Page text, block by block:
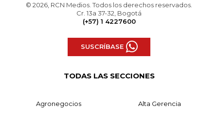
© 2026, RCN Medios. Todos los derechos reservados.
Cr. 13a 37-32, Bogotá
(+57) 1 4227600
SUSCRÍBASE
TODAS LAS SECCIONES
Agronegocios Alta Gerencia